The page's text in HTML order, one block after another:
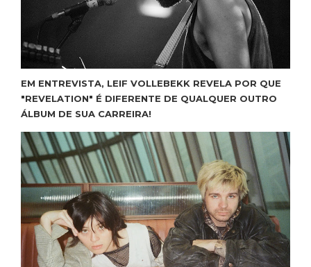
EM ENTREVISTA, LEIF VOLLEBEKK REVELA POR QUE
"REVELATION" É DIFERENTE DE QUALQUER OUTRO
ÁLBUM DE SUA CARREIRA!